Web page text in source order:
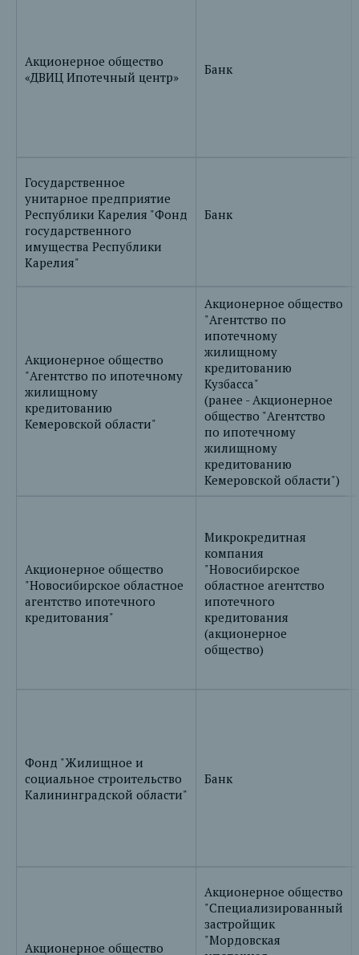
Акционерное общество
«ДВИЦ Ипотечный центр»
Банк
Государственное
унитарное предприятие
Республики Карелия "Фонд
государственного
имущества Республики
Карелия"
Банк
Акционерное общество
"Агентство по ипотечному
жилищному
кредитованию
Кемеровской области"
Акционерное общество
"Агентство по
ипотечному
жилищному
кредитованию
Кузбасса"
(ранее - Акционерное
общество "Агентство
по ипотечному
жилищному
кредитованию
Кемеровской области")
Акционерное общество
"Новосибирское областное
агентство ипотечного
кредитования"
Микрокредитная
компания
"Новосибирское
областное агентство
ипотечного
кредитования
(акционерное
общество)
Фонд "Жилищное и
социальное строительство
Калининградской области"
Банк
Акционерное общество
Акционерное общество
"Специализированный
застройщик
"Мордовская